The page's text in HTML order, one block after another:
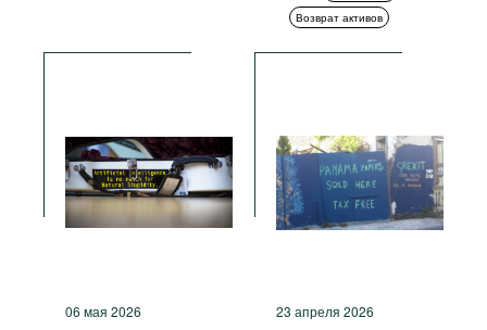
Возврат активов
06 мая 2026 23 апреля 2026